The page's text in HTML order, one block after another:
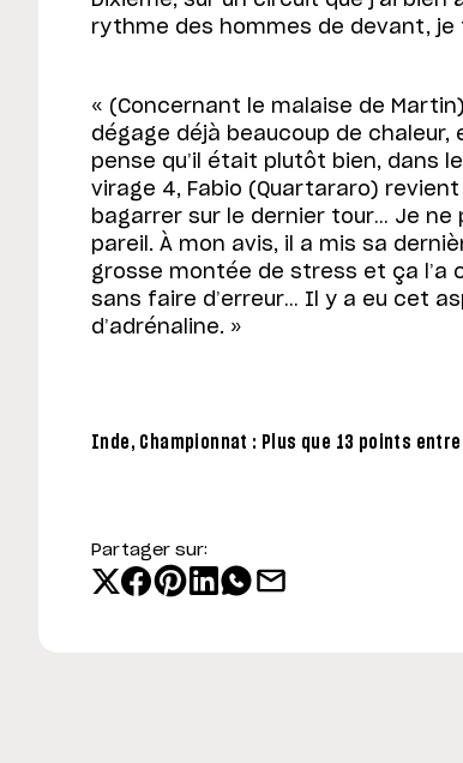
rythme des hommes de devant, je
« (Concernant le malaise de
dégage déjà beaucoup de
pense qu’il était plutôt bien, dans
virage 4, Fabio (Quartararo)
bagarrer sur le dernier tour… Je ne
pareil. À mon avis, il a mis sa
grosse montée de stress et ça l’a
sans faire d’erreur… Il y a eu cet
d’adrénaline. »
Inde, Championnat : Plus que 13 points
Partager sur: